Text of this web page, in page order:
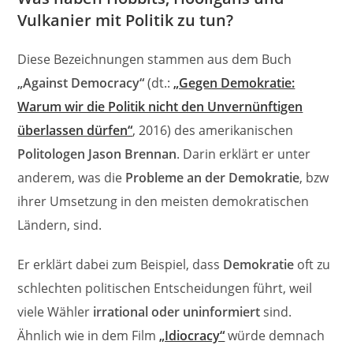
Vulkanier mit Politik zu tun?
Diese Bezeichnungen stammen aus dem Buch
„Against Democracy“(dt.:„Gegen Demokratie:
Warum wir die Politik nicht den Unvernünftigen
überlassen dürfen“, 2016) des amerikanischen
Politologen Jason Brennan. Darin erklärt er unter
anderem, was die Probleme an der Demokratie, bzw
ihrer Umsetzung in den meisten demokratischen
Ländern, sind.
Er erklärt dabei zum Beispiel, dass Demokratie oft zu
schlechten politischen Entscheidungen führt, weil
viele Wähler irrational oder uninformiertsind.
Ähnlich wie in dem Film„Idiocracy“würde demnach